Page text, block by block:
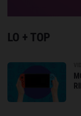
LO + TOP